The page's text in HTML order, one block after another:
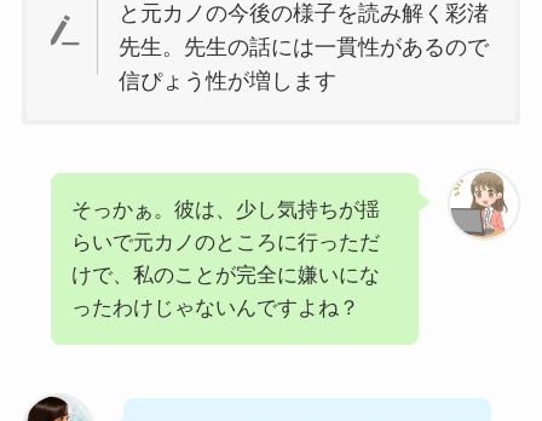
と元カノの今後の様子を読み解く彩渚
先生。先生の話には一貫性があるので
信ぴょう性が増します
そっかぁ。彼は、少し気持ちが揺
らいで元カノのところに行っただ
けで、私のことが完全に嫌いにな
ったわけじゃないんですよね？